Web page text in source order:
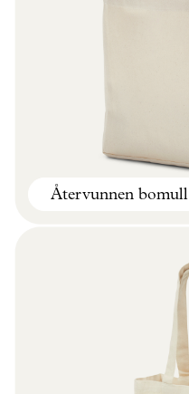
Återvunnen bomull